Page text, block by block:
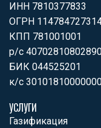
ИНН 7810377833
ОГРН
КПП 781001001
р/с
БИК 044525201
к/с
УСЛУГИ
Газификация